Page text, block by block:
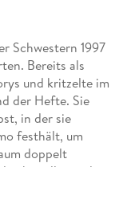
Schwestern 1997
Bereits als
und kritzelte im
der Hefte. Sie
in der sie
festhält, um
doppelt
über alles und